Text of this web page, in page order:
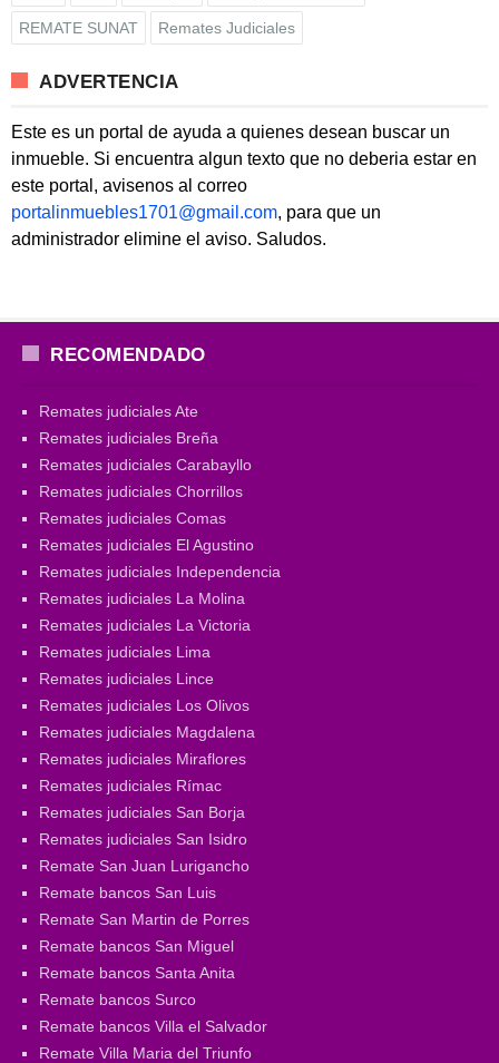
REMATE SUNAT Remates Judiciales
ADVERTENCIA
Este es un portal de ayuda a quienes desean buscar un
inmueble. Si encuentra algun texto que no deberia estar en
este portal, avisenos al correo
portalinmuebles1701@gmail.com, para que un
administrador elimine el aviso. Saludos.
RECOMENDADO
Remates judiciales Ate
Remates judiciales Breña
Remates judiciales Carabayllo
Remates judiciales Chorrillos
Remates judiciales Comas
Remates judiciales El Agustino
Remates judiciales Independencia
Remates judiciales La Molina
Remates judiciales La Victoria
Remates judiciales Lima
Remates judiciales Lince
Remates judiciales Los Olivos
Remates judiciales Magdalena
Remates judiciales Miraflores
Remates judiciales Rímac
Remates judiciales San Borja
Remates judiciales San Isidro
Remate San Juan Lurigancho
Remate bancos San Luis
Remate San Martin de Porres
Remate bancos San Miguel
Remate bancos Santa Anita
Remate bancos Surco
Remate bancos Villa el Salvador
Remate Villa Maria del Triunfo